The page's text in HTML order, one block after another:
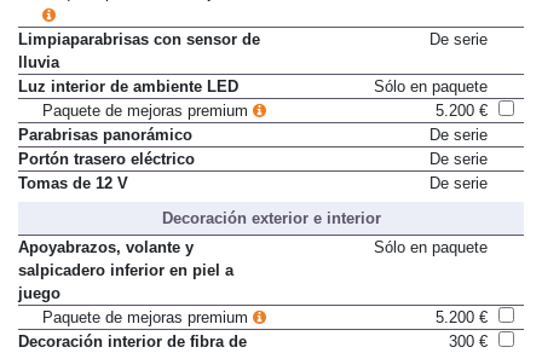
Limpiaparabrisas con sensor de
lluvia
De serie
Luz interior de ambiente LED
Sólo en paquete
Paquete de mejoras premium
5.200 €
Parabrisas panorámico
De serie
Portón trasero eléctrico
De serie
Tomas de 12 V
De serie
Decoración exterior e interior
Apoyabrazos, volante y
salpicadero inferior en piel a
juego
Sólo en paquete
Paquete de mejoras premium
5.200 €
Decoración interior de fibra de
300 €